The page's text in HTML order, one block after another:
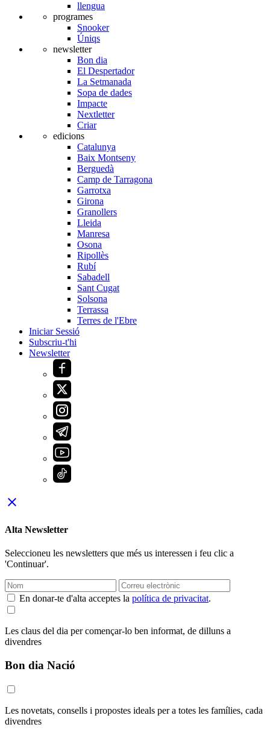
llengua
programes
Snooker
Úniqs
newsletter
Bon dia
El Despertador
La Setmanada
Sopa de dades
Impacte
Nextletter
Criar
edicions
Catalunya
Baix Montseny
Berguedà
Camp de Tarragona
Garrotxa
Girona
Granollers
Lleida
Manresa
Osona
Ripollès
Rubí
Sabadell
Sant Cugat
Solsona
Terrassa
Terres de l'Ebre
Iniciar Sessió
Subscriu-t'hi
Newsletter
close
Alta Newsletter
Seleccioneu les newsletters que més us interessen i feu clic a
'Continuar'.
En donar-te d'alta acceptes la política de privacitat.
Les claus del dia per començar-lo ben informat, de dilluns a
divendres
Bon dia Nació
Les novetats, consells i propostes ideals per a totes les famílies, cada
divendres